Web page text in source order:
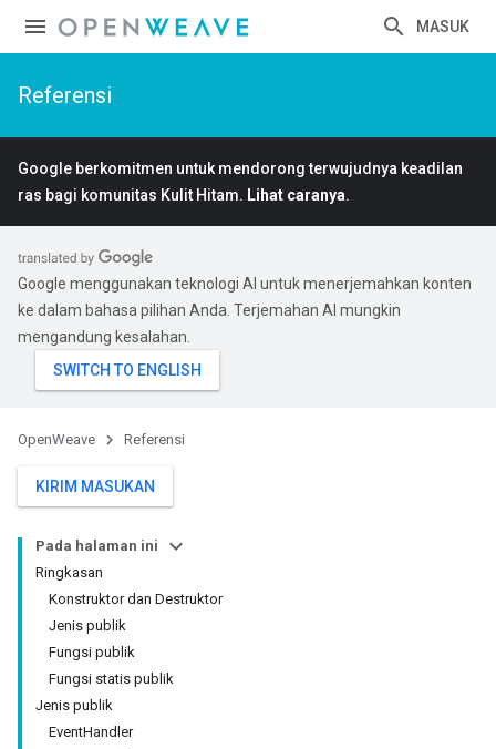
MASUK
Referensi
Google berkomitmen untuk mendorong terwujudnya keadilan
ras bagi komunitas Kulit Hitam. Lihat caranya.
Google menggunakan teknologi AI untuk menerjemahkan konten
ke dalam bahasa pilihan Anda. Terjemahan AI mungkin
mengandung kesalahan.
OpenWeave Referensi
KIRIM MASUKAN
Pada halaman ini
Ringkasan
Konstruktor dan Destruktor
Jenis publik
Fungsi publik
Fungsi statis publik
Jenis publik
EventHandler